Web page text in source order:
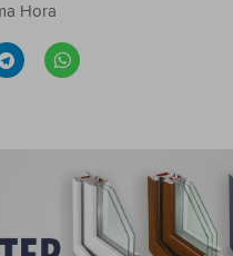
Hora